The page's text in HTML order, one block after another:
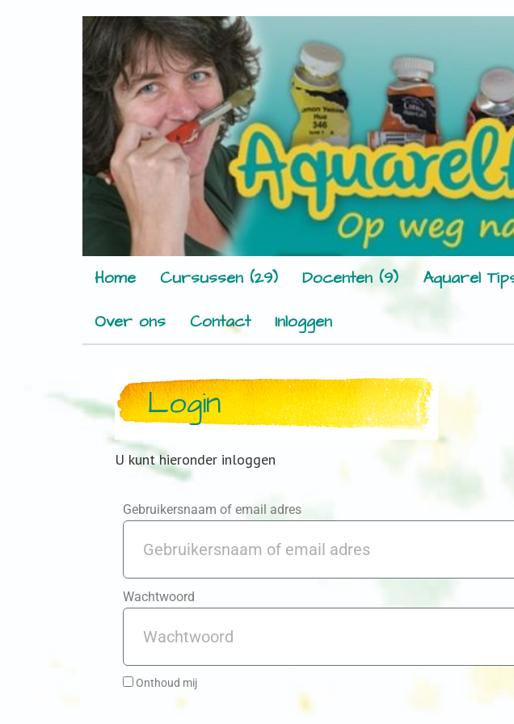
Home Cursussen (29) Docenten (9) Aquarel
Over ons
Contact Inloggen
Login
U kunt hieronder inloggen
Gebruikersnaam of email adres
Wachtwoord
Onthoud mij